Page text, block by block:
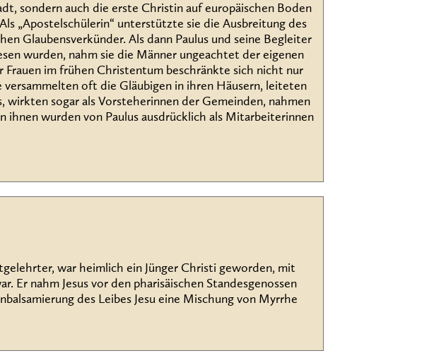
sondern auch die erste Christin auf europäischen Boden
„Apostelschülerin“ unterstützte sie die Ausbreitung des
Glaubensverkünder. Als dann Paulus und seine Begleiter
wurden, nahm sie die Männer ungeachtet der eigenen
im frühen Christentum beschränkte sich nicht nur
oft die Gläubigen in ihren Häusern, leiteten
sogar als Vorsteherinnen der Gemeinden, nahmen
wurden von Paulus ausdrücklich als Mitarbeiterinnen
war heimlich ein Jünger Christi geworden, mit
Er nahm Jesus vor den pharisäischen Standesgenossen
des Leibes Jesu eine Mischung von Myrrhe